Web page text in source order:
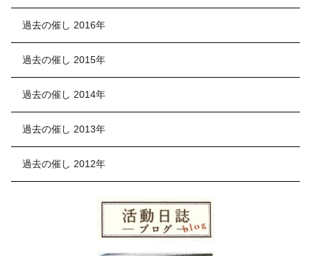
過去の催し 2016年
過去の催し 2015年
過去の催し 2014年
過去の催し 2013年
過去の催し 2012年